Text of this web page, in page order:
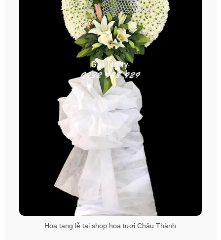
Hoa tang lễ tại shop hoa tươi Châu Thành